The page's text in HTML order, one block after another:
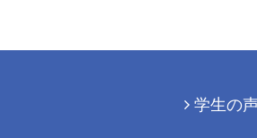
学生の